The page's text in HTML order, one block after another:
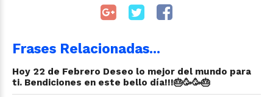
Frases Relacionadas...
Hoy 22 de Febrero Deseo lo mejor del mundo para
ti. Bendiciones en este bello día!!!🎂🥳🥳🎂